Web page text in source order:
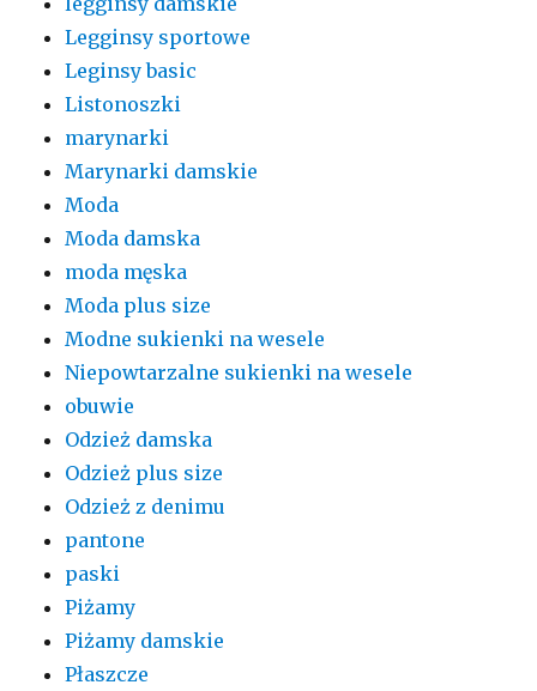
Legginsy sportowe
Leginsy basic
Listonoszki
marynarki
Marynarki damskie
Moda
Moda damska
moda męska
Moda plus size
Modne sukienki na wesele
Niepowtarzalne sukienki na wesele
obuwie
Odzież damska
Odzież plus size
Odzież z denimu
pantone
paski
Piżamy
Piżamy damskie
Płaszcze